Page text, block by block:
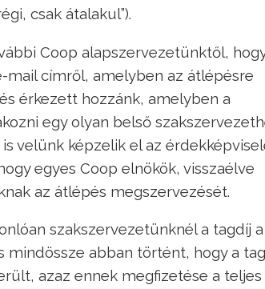
csak átalakul”).
Coop alapszervezetünktől,
címről, amelyben az átlépésre
érkezett hozzánk, amelyben a
egy olyan belső
velünk képzelik el az
egyes Coop elnökök, visszaélve
az átlépés megszervezését.
szakszervezetünknél a tagdíj a
mindössze abban történt, hogy a
azaz ennek megfizetése a teljes